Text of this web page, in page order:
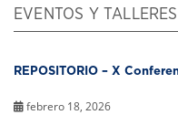
EVENTOS Y TALLERES
REPOSITORIO – X
febrero 18, 2026